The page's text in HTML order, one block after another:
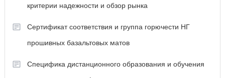
критерии надежности и обзор рынка
Сертификат соответствия и группа горючести НГ
прошивных базальтовых матов
Специфика дистанционного образования и обучения